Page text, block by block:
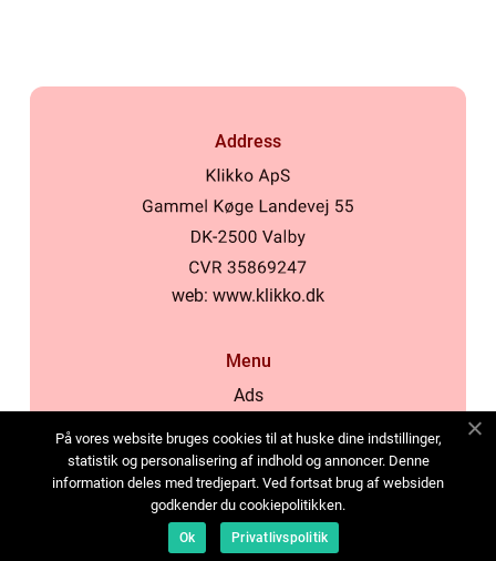
Address
web: www.klikko.dk
Menu
Ads
Cookies
Contact
Sitemap
På vores website bruges cookies til at huske dine indstillinger,
statistik og personalisering af indhold og annoncer. Denne
information deles med tredjepart. Ved fortsat brug af websiden
godkender du cookiepolitikken.
Ok Privatlivspolitik